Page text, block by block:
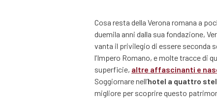
Cosa resta della Verona romana a
duemila anni dalla sua fondazione,
vanta il privilegio di essere seconda
l’Impero Romano, e molte tracce di
superficie, altre affascinanti e
Soggiornare nell’hotel a quattro
migliore per scoprire questo